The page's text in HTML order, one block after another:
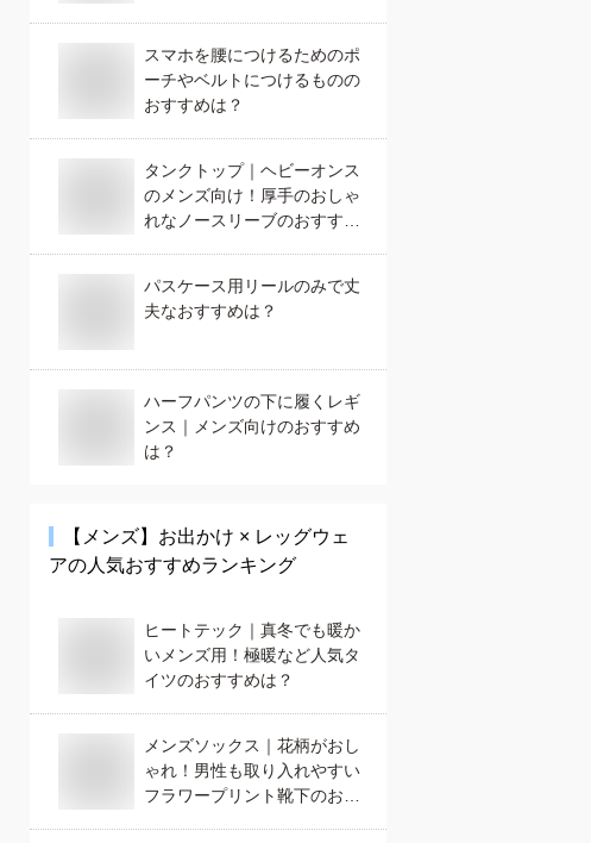
スマホを腰につけるためのポ
ーチやベルトにつけるものの
おすすめは？
タンクトップ｜ヘビーオンス
のメンズ向け！厚手のおしゃ
れなノースリーブのおすすめ
パスケース用リールのみで丈
夫なおすすめは？
ハーフパンツの下に履くレギ
ンス｜メンズ向けのおすすめ
は？
【メンズ】 お出かけ × レッグウェ
アの人気おすすめランキング
ヒートテック｜真冬でも暖か
いメンズ用！極暖など人気タ
イツのおすすめは？
メンズソックス｜花柄がおし
ゃれ！男性も取り入れやすい
フラワープリント靴下のおす